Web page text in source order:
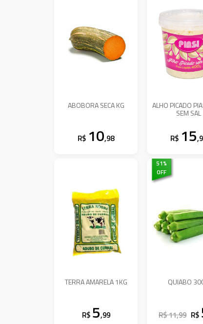
ABOBORA SECA KG
R$ 10,98
ALHO PICADO
SEM SAL
R$ 15
TERRA AMARELA 1KG
R$ 5,99
51%
OFF
QUIABO
R$ 11,99 R$